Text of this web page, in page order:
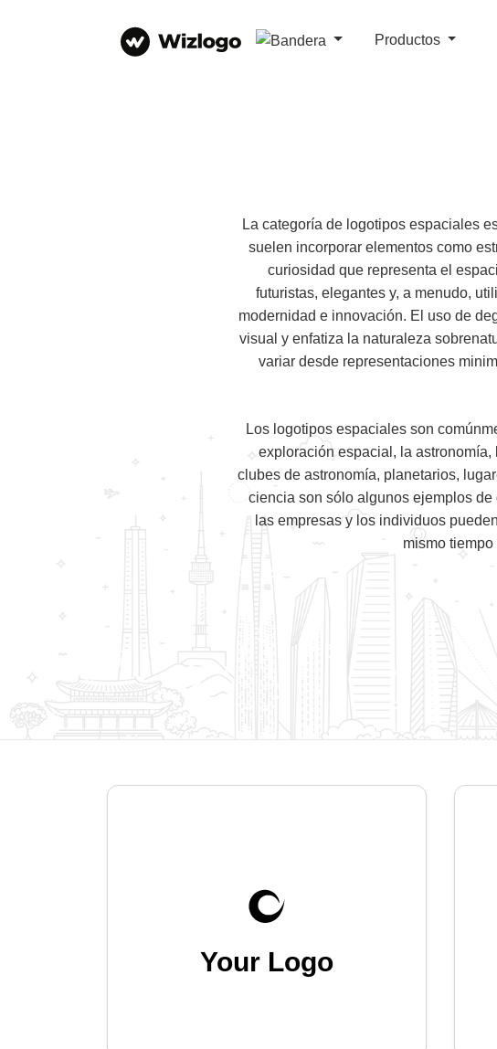
Productos
La categoría de logotipos espaciales
suelen incorporar elementos como
curiosidad que representa el
futuristas, elegantes y, a menudo,
modernidad e innovación. El uso de
visual y enfatiza la naturaleza
variar desde representaciones
Los logotipos espaciales son
exploración espacial, la
clubes de astronomía, planetarios,
ciencia son sólo algunos ejemplos
las empresas y los individuos
mismo
Your Logo